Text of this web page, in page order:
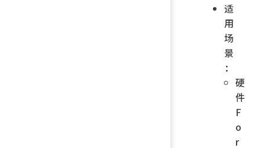
适
用
场
景
：
硬
件
F
o
r